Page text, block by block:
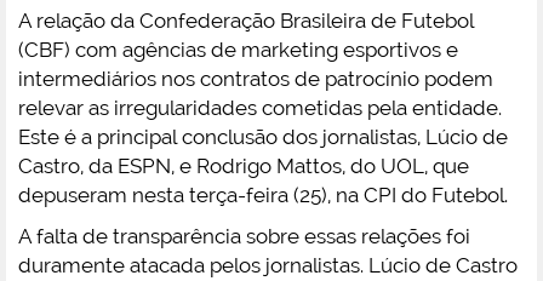
A relação da Confederação Brasileira de Futebol
(CBF) com agências de marketing esportivos e
intermediários nos contratos de patrocínio podem
relevar as irregularidades cometidas pela entidade.
Este é a principal conclusão dos jornalistas, Lúcio de
Castro, da ESPN, e Rodrigo Mattos, do UOL, que
depuseram nesta terça-feira (25), na CPI do Futebol.
A falta de transparência sobre essas relações foi
duramente atacada pelos jornalistas. Lúcio de Castro